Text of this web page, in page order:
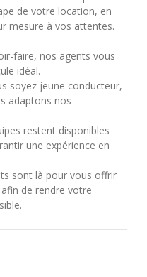
de votre location, en
mesure à vos attentes.
faire, nos agents vous
idéal.
soyez jeune conducteur,
adaptons nos
restent disponibles
une expérience en
sont là pour vous offrir
de rendre votre